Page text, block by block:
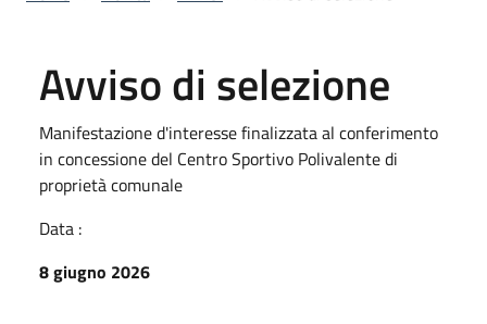
Avviso di selezione
Manifestazione d'interesse finalizzata al conferimento
in concessione del Centro Sportivo Polivalente di
proprietà comunale
Data :
8 giugno 2026